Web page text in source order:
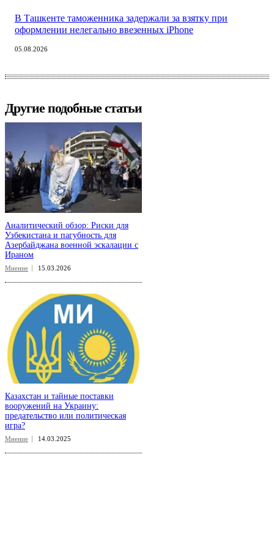
В Ташкенте таможенника задержали за взятку при
оформлении нелегально ввезенных iPhone
05.08.2026
Другие подобные статьи
Аналитический обзор: Риски для
Узбекистана и пагубность для
Азербайджана военной эскалации с
Ираном
Мнение 15.03.2026
Казахстан и тайные поставки
вооружений на Украину:
предательство или политическая
игра?
Мнение 14.03.2025